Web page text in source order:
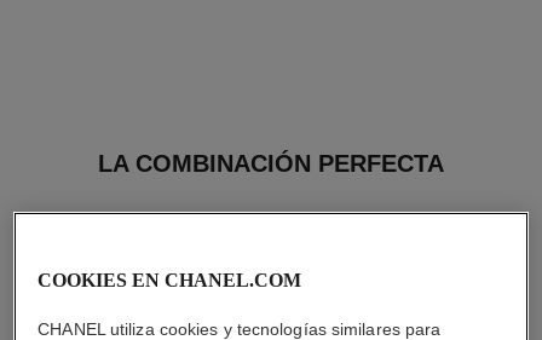
LA COMBINACIÓN PERFECTA
COOKIES EN CHANEL.COM
CHANEL utiliza cookies y tecnologías similares para